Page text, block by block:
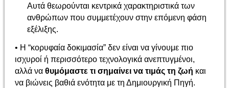
Αυτά θεωρούνται κεντρικά χαρακτηριστικά των
ανθρώπων που συμμετέχουν στην επόμενη φάση
εξέλιξης.
• Η “κορυφαία δοκιμασία” δεν είναι να γίνουμε πιο
ισχυροί ή περισσότερο τεχνολογικά ανεπτυγμένοι,
αλλά ναθυμόμαστε τι σημαίνει να τιμάς τη ζωή και
να βιώνεις βαθιά ενότητα με τη Δημιουργική Πηγή.